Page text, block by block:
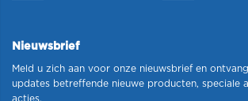
Nieuwsbrief
Meld u zich aan voor onze nieuwsbrief en
updates betreffende nieuwe producten, speciale
acties.